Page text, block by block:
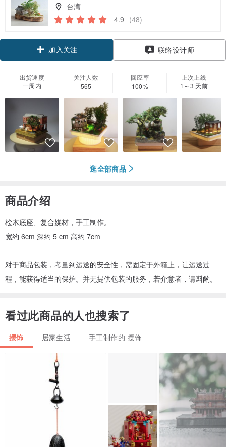
台湾
4.9 (48)
加入关注 联络设计师
出货速度
一周内
关注人数
565
回应率
100%
上次上线
1～3 天前
逛全部商品
商品介绍
桧木底座、复合媒材，手工制作。
宽约 6cm 深约 5 cm 高约 7cm
对于商品包装，考量到运送的安全性，需固定于外箱上，让运送过
程，能获得适当的保护。并无提供包装的服务，若介意者，请斟酌。
看过此商品的人也搜索了
摆饰 居家生活 手工制作的 摆饰